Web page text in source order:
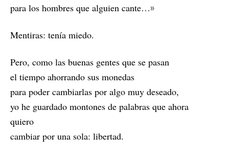
para los hombres que alguien cante…»
Mentiras: tenía miedo.
Pero, como las buenas gentes que se pasan
el tiempo ahorrando sus monedas
para poder cambiarlas por algo muy deseado,
yo he guardado montones de palabras que ahora
quiero
cambiar por una sola: libertad.